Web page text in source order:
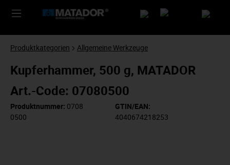
Produktkategorien Allgemeine Werkzeuge
Kupferhammer, 500 g, MATADOR
Art.-Code: 07080500
Produktnummer: 0708
0500
GTIN/EAN:
4040674218253